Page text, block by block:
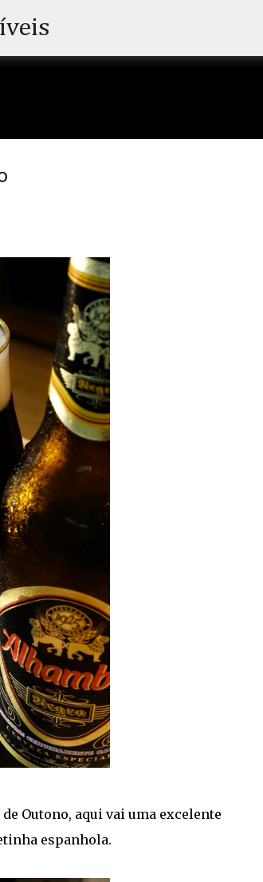
Outono, aqui vai uma excelente
espanhola.